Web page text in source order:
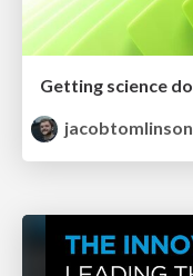
jacobtomlinson